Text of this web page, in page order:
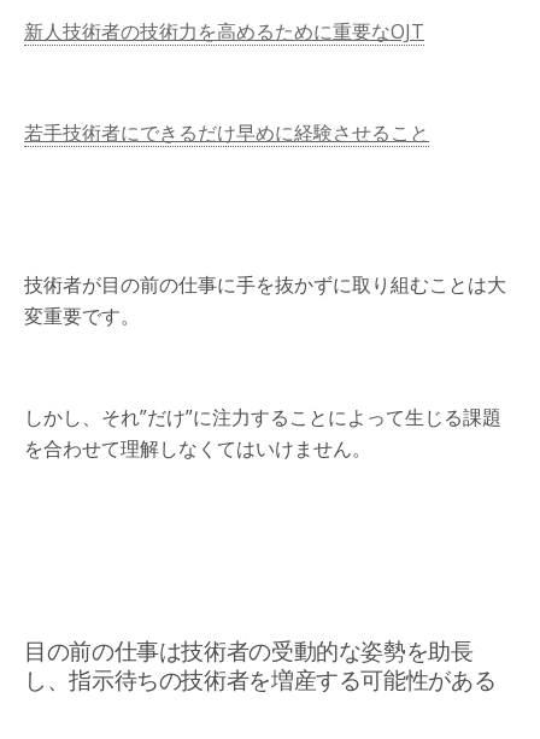
新人技術者の技術力を高めるために重要なOJT
若手技術者にできるだけ早めに経験させること
技術者が目の前の仕事に手を抜かずに取り組むことは大
変重要です。
しかし、それ”だけ”に注力することによって生じる課題
を合わせて理解しなくてはいけません。
目の前の仕事は技術者の受動的な姿勢を助長
し、指示待ちの技術者を増産する可能性がある